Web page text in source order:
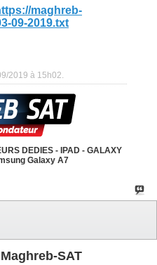
maghreb-
09-2019.txt
2019 à 15h02
DEDIES - IPAD - GALAXY
Galaxy A7
SAT